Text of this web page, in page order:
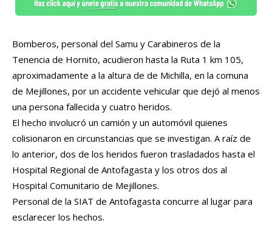
Bomberos, personal del Samu y Carabineros de la
Tenencia de Hornito, acudieron hasta la Ruta 1 km 105,
aproximadamente a la altura de de Michilla, en la comuna
de Mejillones, por un accidente vehicular que dejó al menos
una persona fallecida y cuatro heridos.
El hecho involucró un camión y un automóvil quienes
colisionaron en circunstancias que se investigan. A raíz de
lo anterior, dos de los heridos fueron trasladados hasta el
Hospital Regional de Antofagasta y los otros dos al
Hospital Comunitario de Mejillones.
Personal de la SIAT de Antofagasta concurre al lugar para
esclarecer los hechos.